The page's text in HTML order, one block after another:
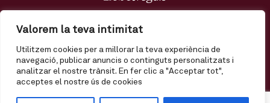
Valorem la teva intimitat
Utilitzem cookies per a millorar la teva experiència de
navegació, publicar anuncis o continguts personalitzats i
analitzar el nostre trànsit. En fer clic a "Acceptar tot",
acceptes el nostre ús de cookies
Regals Tendències Nosaltres
El meu compte Enviament Termes i condicions
Política de privadesa Política de qualitat Avís legal